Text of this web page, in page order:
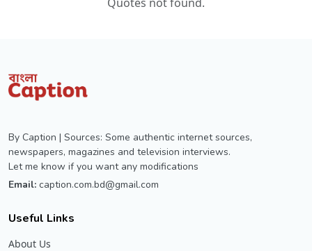
By Caption | Sources: Some authentic internet sources,
newspapers, magazines and television interviews.
Let me know if you want any modifications
Email: caption.com.bd@gmail.com
Useful Links
About Us